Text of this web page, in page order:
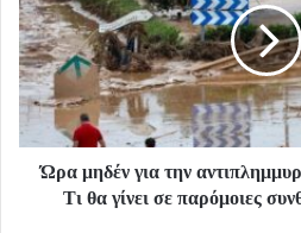
Ώρα μηδέν για την
Τι θα γίνει σε παρόμοιες